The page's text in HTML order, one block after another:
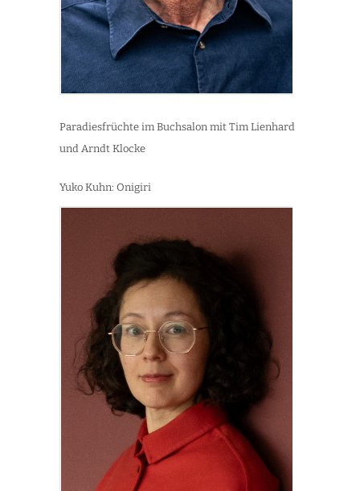
Paradiesfrüchte im Buchsalon mit Tim Lienhard
und Arndt Klocke
Yuko Kuhn: Onigiri